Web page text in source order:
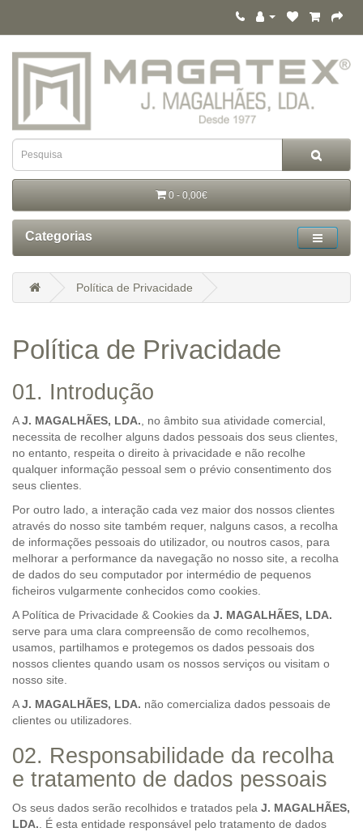
0 - 0,00€
Categorias
Política de Privacidade
Política de Privacidade
01. Introdução
AJ. MAGALHÃES, LDA., no âmbito sua atividade comercial,
necessita de recolher alguns dados pessoais dos seus clientes,
no entanto, respeita o direito à privacidade e não recolhe
qualquer informação pessoal sem o prévio consentimento dos
seus clientes.
Por outro lado, a interação cada vez maior dos nossos clientes
através do nosso site também requer, nalguns casos, a recolha
de informações pessoais do utilizador, ou noutros casos, para
melhorar a performance da navegação no nosso site, a recolha
de dados do seu computador por intermédio de pequenos
ficheiros vulgarmente conhecidos como cookies.
A Política de Privacidade & Cookies da J. MAGALHÃES, LDA.
serve para uma clara compreensão de como recolhemos,
usamos, partilhamos e protegemos os dados pessoais dos
nossos clientes quando usam os nossos serviços ou visitam o
nosso site.
AJ. MAGALHÃES, LDA. não comercializa dados pessoais de
clientes ou utilizadores.
02. Responsabilidade da recolha
e tratamento de dados pessoais
Os seus dados serão recolhidos e tratados pela J. MAGALHÃES,
LDA.. É esta entidade responsável pelo tratamento de dados